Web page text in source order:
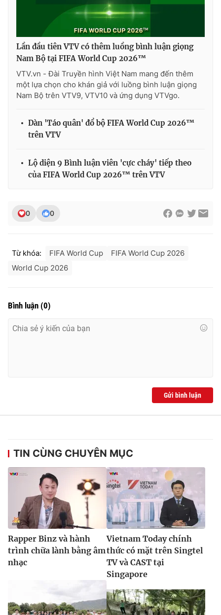
Lần đầu tiên VTV có thêm luồng bình luận giọng
Nam Bộ tại FIFA World Cup 2026™
VTV.vn - Đài Truyền hình Việt Nam mang đến thêm
một lựa chọn cho khán giả với luồng bình luận giọng
Nam Bộ trên VTV9, VTV10 và ứng dụng VTVgo.
Dàn 'Táo quân' đổ bộ FIFA World Cup 2026™
trên VTV
Lộ diện 9 Bình luận viên 'cực cháy' tiếp theo
của FIFA World Cup 2026™ trên VTV
0 0
Từ khóa: FIFA World Cup
FIFA World Cup 2026
World Cup 2026
Bình luận (0)
Gửi bình luận
TIN CÙNG CHUYÊN MỤC
Rapper Binz và hành
trình chữa lành bằng âm
nhạc
Vietnam Today chính
thức có mặt trên Singtel
TV và CAST tại
Singapore